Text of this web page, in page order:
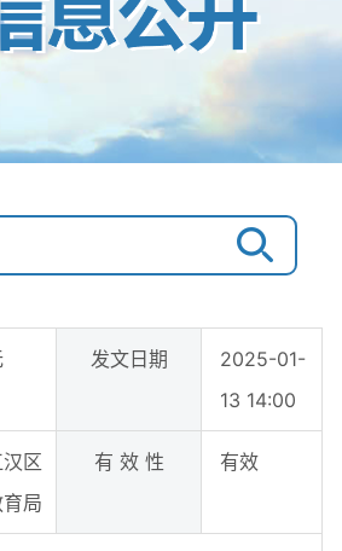
发文日期
2025-01-
13 14:00
区
局
有 效 性 有效